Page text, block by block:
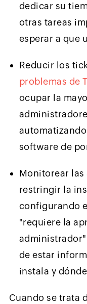
dedicar su
otras tareas
esperar a que
Reducir los
problemas de
ocupar la
software de
Monitorear las
restringir la
configurando
"requiere la
de estar
instala y
Cuando se trata